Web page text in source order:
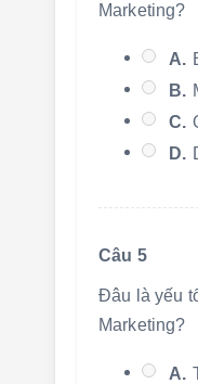
Marketing?
A.
B.
C.
D.
Câu 5
Đâu là yếu
Marketing?
A.